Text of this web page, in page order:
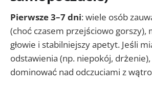
Pierwsze 3–7 dni: wiele osób
(choć czasem przejściowo gorszy),
głowie i stabilniejszy apetyt. Jeśli
odstawienia (np. niepokój,
dominować nad odczuciami z